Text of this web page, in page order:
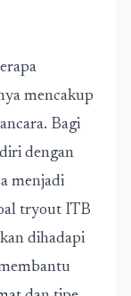
mencakup
Bagi
dengan
menjadi
tryout ITB
dihadapi